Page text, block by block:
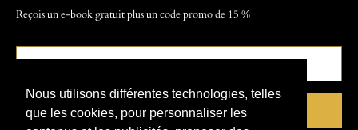
Nous utilisons différentes technologies, telles
que les cookies, pour personnaliser les
Reçois un e-book gratuit plus un code promo de 15 %